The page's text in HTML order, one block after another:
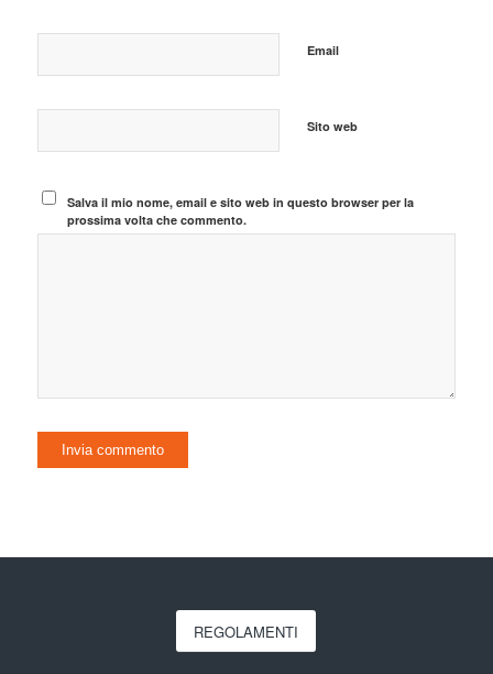
Email
Sito web
Salva il mio nome, email e sito web in questo browser per la
prossima volta che commento.
REGOLAMENTI